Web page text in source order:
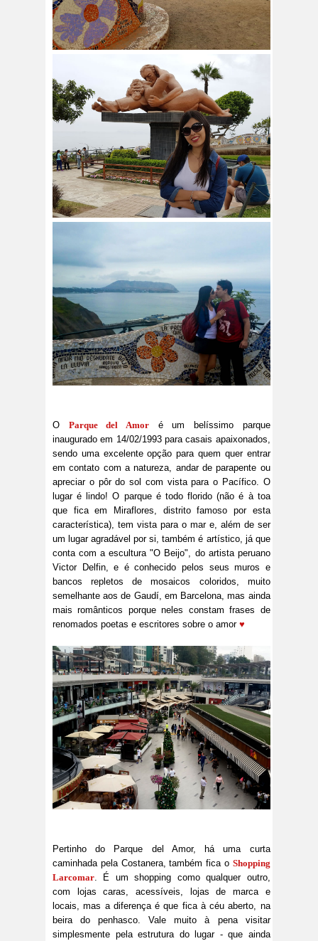
O Parque del Amor é um belíssimo parque
inaugurado em 14/02/1993 para casais apaixonados,
sendo uma excelente opção para quem quer entrar
em contato com a natureza, andar de parapente ou
apreciar o pôr do sol com vista para o Pacífico. O
lugar é lindo! O parque é todo florido (não é à toa
que fica em Miraflores, distrito famoso por esta
característica), tem vista para o mar e, além de ser
um lugar agradável por si, também é artístico, já que
conta com a escultura "O Beijo", do artista peruano
Victor Delfin, e é conhecido pelos seus muros e
bancos repletos de mosaicos coloridos, muito
semelhante aos de Gaudí, em Barcelona, mas ainda
mais românticos porque neles constam frases de
renomados poetas e escritores sobre o amor ♥
Pertinho do Parque del Amor, há uma curta
caminhada pela Costanera, também fica o Shopping
Larcomar. É um shopping como qualquer outro,
com lojas caras, acessíveis, lojas de marca e
locais, mas a diferença é que fica à céu aberto, na
beira do penhasco. Vale muito à pena visitar
simplesmente pela estrutura do lugar - que ainda